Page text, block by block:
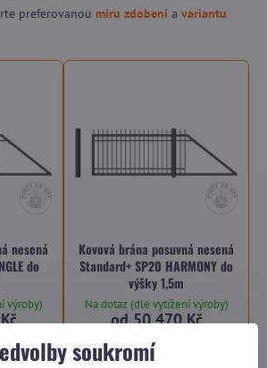
preferovanou míru zdobení a variantu
nesená
do
výroby)
Kovová brána posuvná nesená
Standard+ SP20 HARMONY do
výšky 1,5m
Na dotaz (dle vytížení výroby)
od 50 470 Kč
Zobrazit
soukromí